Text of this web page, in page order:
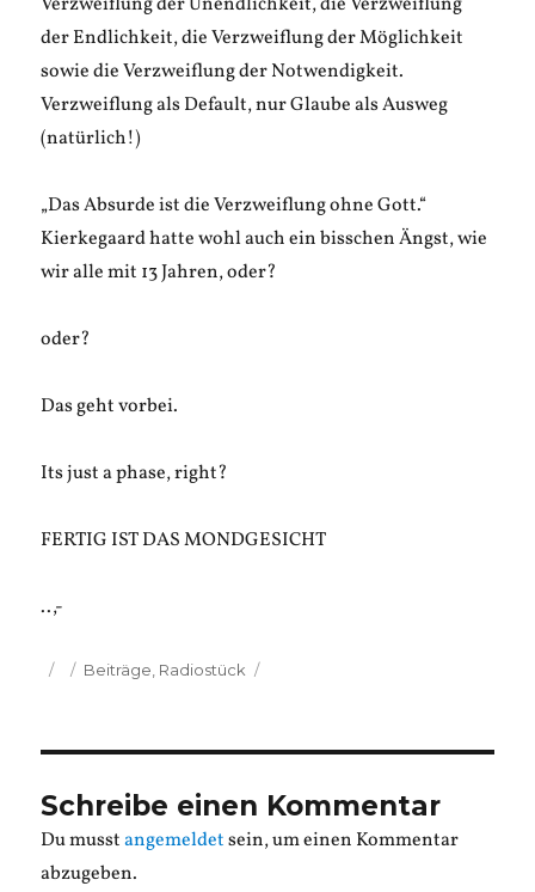
der Endlichkeit, die Verzweiflung der Möglichkeit
sowie die Verzweiflung der Notwendigkeit.
Verzweiflung als Default, nur Glaube als Ausweg
(natürlich!)
„Das Absurde ist die Verzweiflung ohne Gott.“
Kierkegaard hatte wohl auch ein bisschen Ängst, wie
wir alle mit 13 Jahren, oder?
oder?
Das geht vorbei.
Its just a phase, right?
FERTIG IST DAS MONDGESICHT
..,-
Veröffentlicht
Kategorien
Beiträge Radiostück
Schreibe einen Kommentar
Du musstangemeldetsein, um einen Kommentar
abzugeben.